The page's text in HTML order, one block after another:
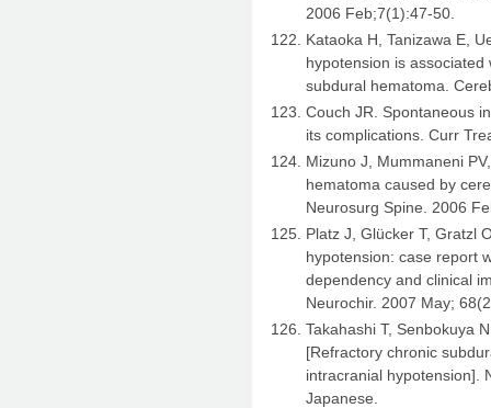
2006 Feb;7(1):47-50.
Kataoka H, Tanizawa E,
hypotension is
subdural hematoma.
Couch JR. Spontaneous
its complications. Curr
Mizuno J, Mummaneni
hematoma caused by
Neurosurg Spine. 2006
Platz J, Glücker T, Gratzl
hypotension: case report
dependency and clinical
Neurochir. 2007 May;
Takahashi T, Senbokuya
[Refractory chronic
intracranial hypotension].
Japanese.